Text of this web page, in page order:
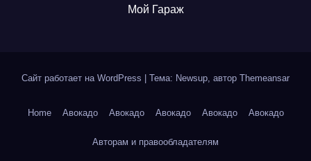
Мой Гараж
Сайт работает на WordPress Тема: Newsup, автор Themeansar
Home Авокадо Авокадо Авокадо Авокадо Авокадо
Авторам и правообладателям